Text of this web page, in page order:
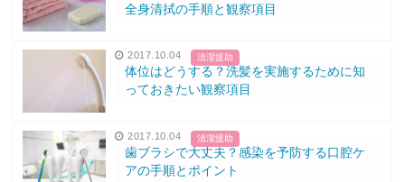
全身清拭の手順と観察項目
2017.10.04 清潔援助
体位はどうする？洗髪を実施するために知
っておきたい観察項目
2017.10.04 清潔援助
歯ブラシで大丈夫？感染を予防する口腔ケ
アの手順とポイント